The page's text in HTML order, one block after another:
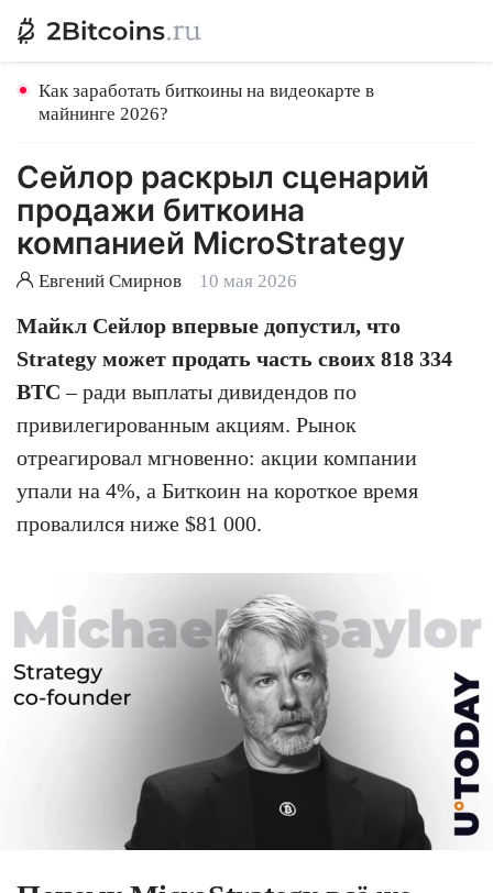
Как заработать биткоины на видеокарте в
майнинге 2026?
Сейлор раскрыл сценарий
продажи биткоина
компанией MicroStrategy
Евгений Смирнов 10 мая 2026
Майкл Сейлор впервые допустил, что
Strategy может продать часть своих 818 334
BTC – ради выплаты дивидендов по
привилегированным акциям. Рынок
отреагировал мгновенно: акции компании
упали на 4%, а Биткоин на короткое время
провалился ниже $81 000.